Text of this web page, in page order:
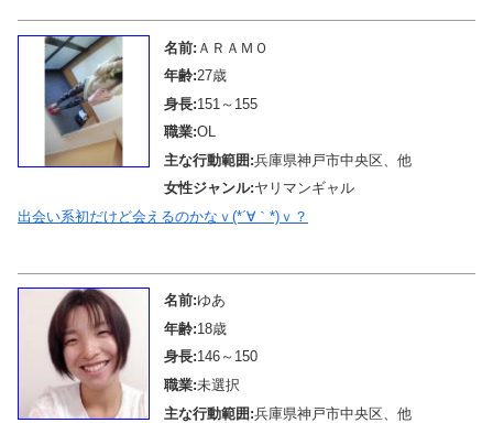
名前: ＡＲＡＭＯ
年齢:27歳
身長:151～155
職業:OL
主な行動範囲:兵庫県神戸市中央区、他
女性ジャンル:ヤリマンギャル
出会い系初だけど会えるのかなｖ(*´∀｀*)ｖ？
名前:ゆあ
年齢:18歳
身長:146～150
職業:未選択
主な行動範囲:兵庫県神戸市中央区、他